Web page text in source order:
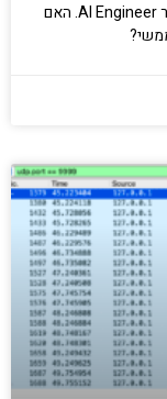
הסבר על הטייטל החדש שרואים אותו יותר ויותר AI Engineer. האם